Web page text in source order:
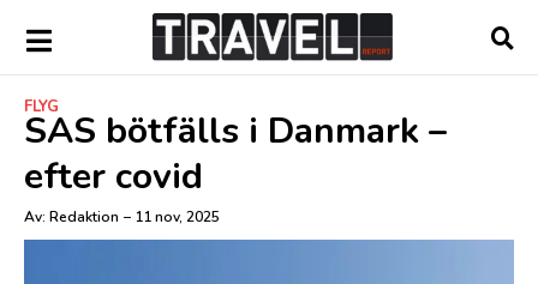
FLYG
SAS bötfälls i Danmark –
efter covid
Av: Redaktion – 11 nov, 2025